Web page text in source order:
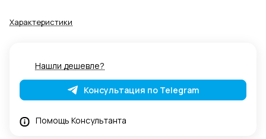
Характеристики
Нашли дешевле?
Консультация по Telegram
Помощь Консультанта